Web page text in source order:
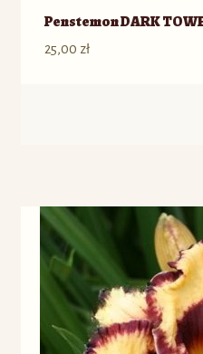
Penstemon DARK
25,00 zł